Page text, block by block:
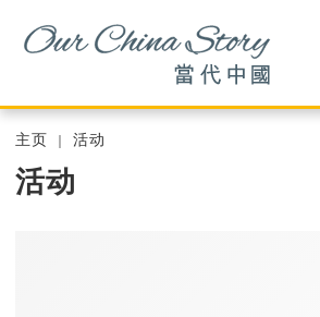
主页 活动
活动